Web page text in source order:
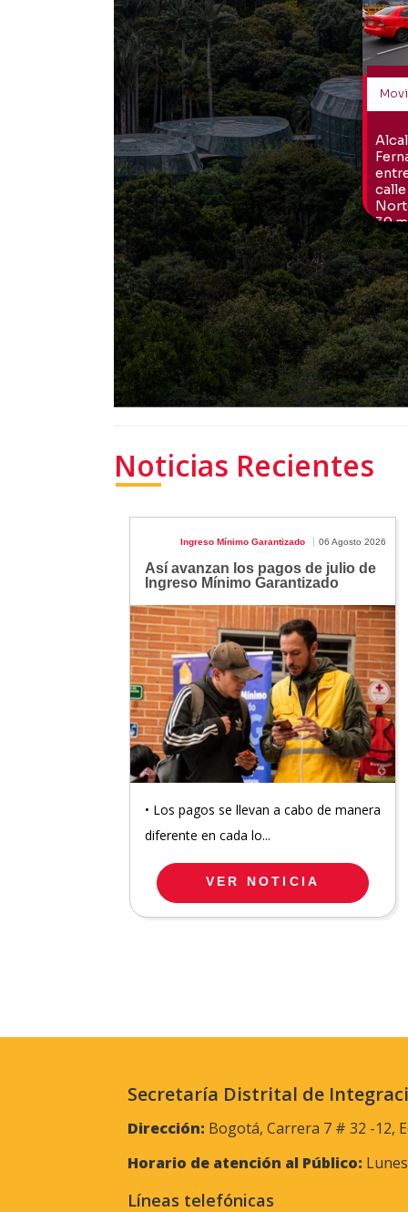
Noticias Recientes
Ingreso Mínimo Garantizado 06 Agosto 2026
Así avanzan los pagos de julio de
Ingreso Mínimo Garantizado
• Los pagos se llevan a cabo de manera
diferente en cada lo...
VER NOTICIA
Secretaría Distrital de
Dirección: Bogotá, Carrera 7 # 32 -12,
Horario de atención al Público:
Líneas telefónicas